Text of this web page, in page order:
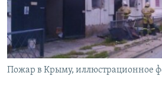
ПОБЕДИТЕЛЕЙ НЕ СУДЯТ?
КРЫМ.НЕПОКОРЕННЫЙ
ELIFBE
УКРАИНСКАЯ ПРОБЛЕМА КРЫМА
ПРИСОЕДИНЯЙТЕСЬ!
Пожар в Крыму, иллюстрационное